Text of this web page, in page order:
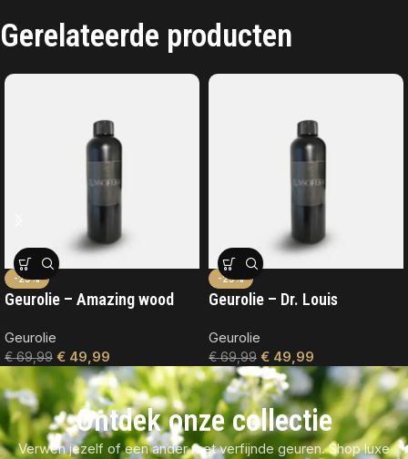
Gerelateerde producten
-29%
Geurolie – Amazing wood
Geurolie
€69,99 € 49,99
-29%
Geurolie – Dr. Louis
Geurolie
€69,99 € 49,99
Ontdek onze collectie
Verwen jezelf of een ander met verfijnde geuren. Shop luxe